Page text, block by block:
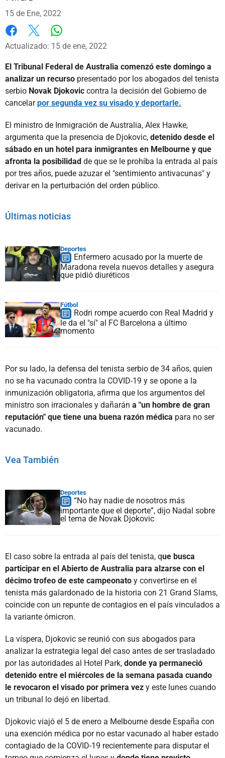
15 de Ene, 2022
Facebook
X
Actualizado: 15 de ene, 2022
El Tribunal Federal de Australia comenzó este domingo a
analizar un recurso presentado por los abogados del tenista
serbio Novak Djokovic contra la decisión del Gobierno de
cancelarpor segunda vez su visado y deportarle.
El ministro de Inmigración de Australia, Alex Hawke,
argumenta que la presencia de Djokovic, detenido desde el
sábado en un hotel para inmigrantes en Melbourne y que
afronta la posibilidad de que se le prohíba la entrada al país
por tres años, puede azuzar el "sentimiento antivacunas" y
derivar en la perturbación del orden público.
Últimas noticias
Deportes
Enfermero acusado por la muerte de
Maradona revela nuevos detalles y asegura
que pidió diuréticos
Fútbol
Rodri rompe acuerdo con Real Madrid y
le da el "sí" al FC Barcelona a último
momento
Por su lado, la defensa del tenista serbio de 34 años, quien
no se ha vacunado contra la COVID-19 y se opone a la
inmunización obligatoria, afirma que los argumentos del
ministro son irracionales y dañarán a "un hombre de gran
reputación" que tiene una buena razón médica para no ser
vacunado.
Vea También
Deportes
“No hay nadie de nosotros más
importante que el deporte”, dijo Nadal sobre
el tema de Novak Djokovic
El caso sobre la entrada al país del tenista, que busca
participar en el Abierto de Australia para alzarse con el
décimo trofeo de este campeonato y convertirse en el
tenista más galardonado de la historia con 21 Grand Slams,
coincide con un repunte de contagios en el país vinculados a
la variante ómicron.
La víspera, Djokovic se reunió con sus abogados para
analizar la estrategia legal del caso antes de ser trasladado
por las autoridades al Hotel Park, donde ya permaneció
detenido entre el miércoles de la semana pasada cuando
le revocaron el visado por primera vez y este lunes cuando
un tribunal lo dejó en libertad.
Djokovic viajó el 5 de enero a Melbourne desde España con
una exención médica por no estar vacunado al haber estado
contagiado de la COVID-19 recientemente para disputar el